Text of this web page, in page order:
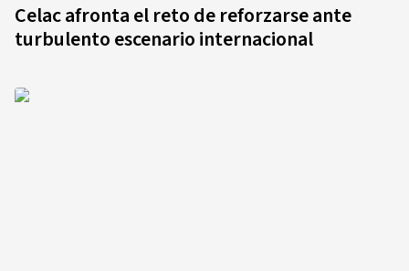
Celac afronta el reto de reforzarse ante
turbulento escenario internacional